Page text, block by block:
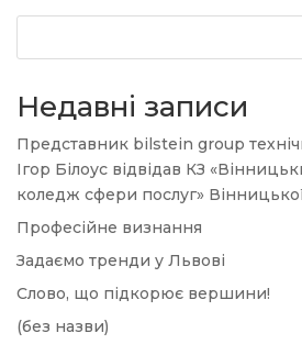
Недавні записи
Представник bilstein group
Ігор Білоус відвідав КЗ
коледж сфери послуг»
Професійне визнання
Задаємо тренди у Львові
Слово, що підкорює вершини!
(без назви)